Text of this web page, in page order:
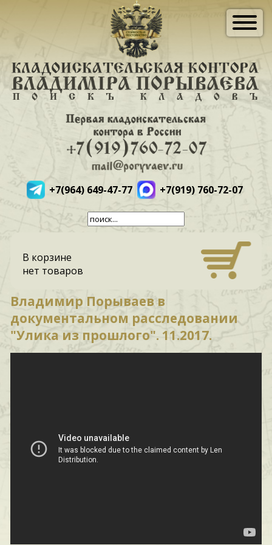
+7(964) 649-47-77 +7(919) 760-72-07
В корзине
нет товаров
Владимир Порываев в
документальном расследовании
"Улика из прошлого". 11.2017.